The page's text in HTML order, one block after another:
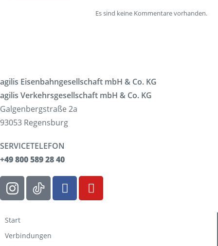
Es sind keine Kommentare vorhanden.
agilis Eisenbahngesellschaft mbH & Co. KG
agilis Verkehrsgesellschaft mbH & Co. KG
Galgenbergstraße 2a
93053 Regensburg
SERVICETELEFON
+49 800 589 28 40
Start
Verbindungen